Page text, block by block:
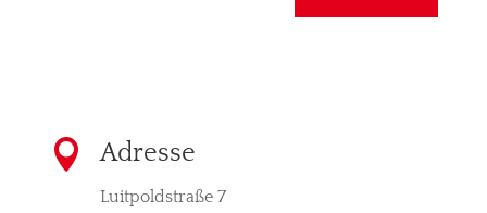
 Adresse
Luitpoldstraße 7